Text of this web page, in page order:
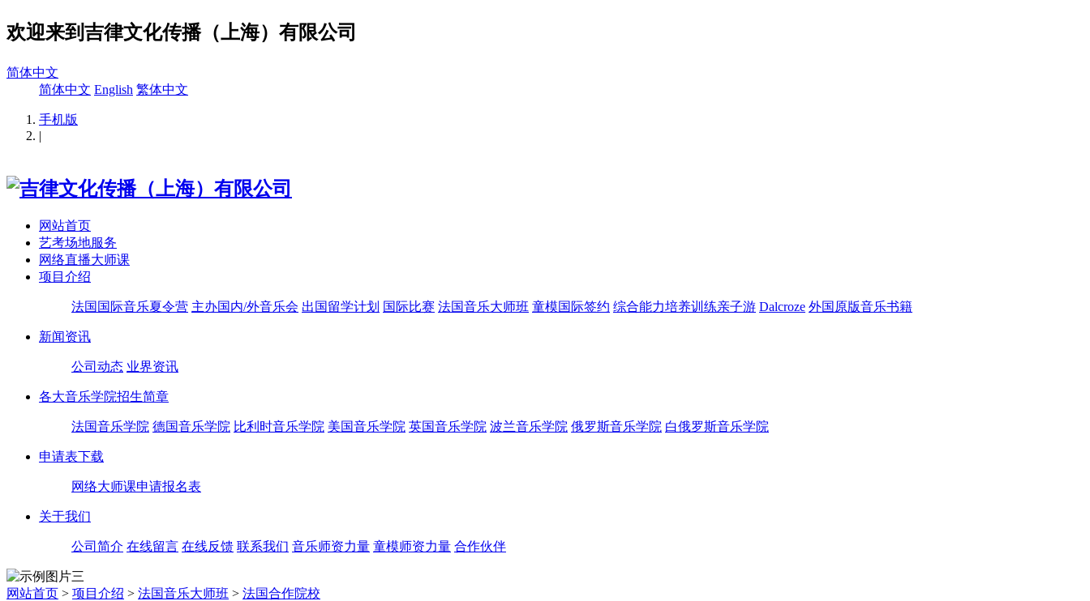
欢迎来到吉律文化传播（上海）有限公司
简体中文
简体中文 English 繁体中文
手机版
|
网站首页
艺考场地服务
网络直播大师课
项目介绍
法国国际音乐夏令营 主办国内/外音乐会 出国留学计划 国际比赛 法国音乐大师班 童模国际签约 综合能力培养训练亲子游 Dalcroze 外国原版音乐书籍
新闻资讯
公司动态 业界资讯
各大音乐学院招生简章
法国音乐学院 德国音乐学院 比利时音乐学院 美国音乐学院 英国音乐学院 波兰音乐学院 俄罗斯音乐学院 白俄罗斯音乐学院
申请表下载
网络大师课申请报名表
关于我们
公司简介 在线留言 在线反馈 联系我们 音乐师资力量 童模师资力量 合作伙伴
网站首页 > 项目介绍 > 法国音乐大师班 > 法国合作院校